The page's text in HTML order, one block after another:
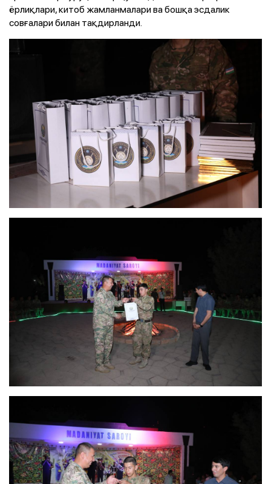
ёрлиқлари, китоб жамланмалари ва бошқа эсдалик
совғалари билан тақдирланди.